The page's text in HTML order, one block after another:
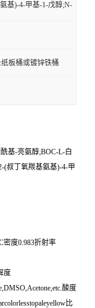
基)-4-甲基-1-戊醇;N-
板桶或镀锌铁桶
基-亮氨醇;BOC-L-白
(叔丁氧羰基氨基)-4-甲
密度0.983折射率
度
酸度
比